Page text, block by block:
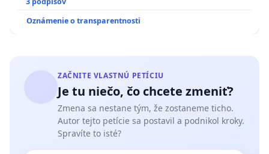
Oznámenie o transparentnosti
ZAČNITE VLASTNÚ PETÍCIU
Je tu niečo, čo chcete zmeniť?
Zmena sa nestane tým, že zostaneme ticho.
Autor tejto petície sa postavil a podnikol kroky.
Spravíte to isté?